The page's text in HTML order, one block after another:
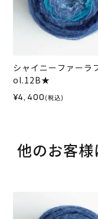
シャイニーファーラ
ol.12B★
¥4,400 (税込)
他のお客